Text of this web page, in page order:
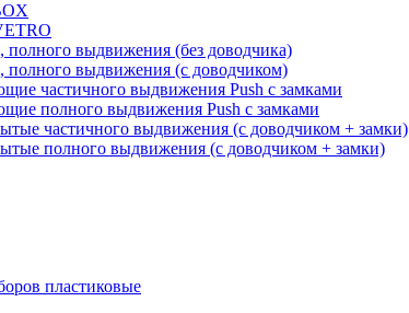
выдвижения (без доводчика)
выдвижения (с доводчиком)
частичного выдвижения Push с замками
полного выдвижения Push с замками
частичного выдвижения (с доводчиком + замки)
полного выдвижения (с доводчиком + замки)
пластиковые